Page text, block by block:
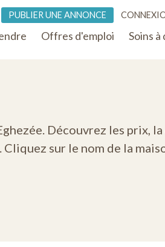
Offres d'emploi Soins à
PUBLIER UNE ANNONCE
Découvrez les prix,
sur le nom de la